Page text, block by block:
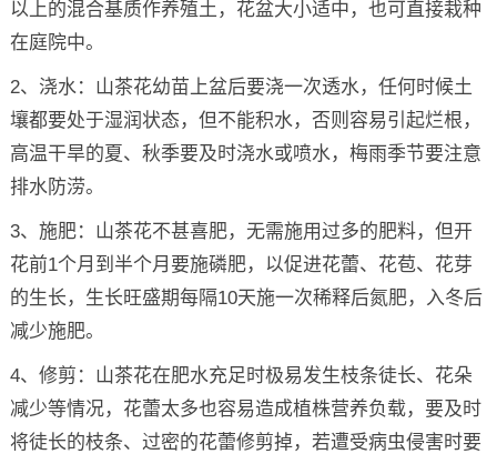
以上的混合基质作养殖土，花盆大小适中，也可直接栽种
在庭院中。
2、浇水：山茶花幼苗上盆后要浇一次透水，任何时候土
壤都要处于湿润状态，但不能积水，否则容易引起烂根，
高温干旱的夏、秋季要及时浇水或喷水，梅雨季节要注意
排水防涝。
3、施肥：山茶花不甚喜肥，无需施用过多的肥料，但开
花前1个月到半个月要施磷肥，以促进花蕾、花苞、花芽
的生长，生长旺盛期每隔10天施一次稀释后氮肥，入冬后
减少施肥。
4、修剪：山茶花在肥水充足时极易发生枝条徒长、花朵
减少等情况，花蕾太多也容易造成植株营养负载，要及时
将徒长的枝条、过密的花蕾修剪掉，若遭受病虫侵害时要